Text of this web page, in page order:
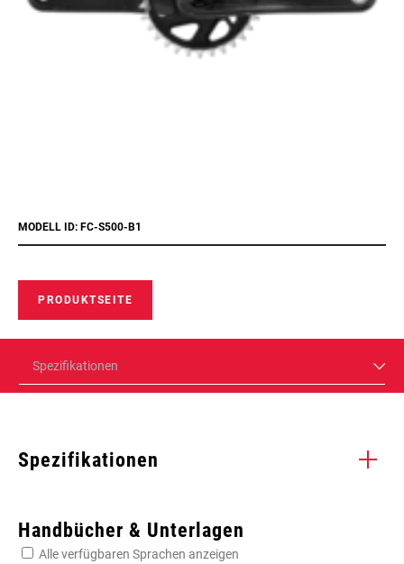
MODELL ID: FC-S500-B1
PRODUKTSEITE
Spezifikationen
Spezifikationen
Handbücher & Unterlagen
Alle verfügbaren Sprachen anzeigen